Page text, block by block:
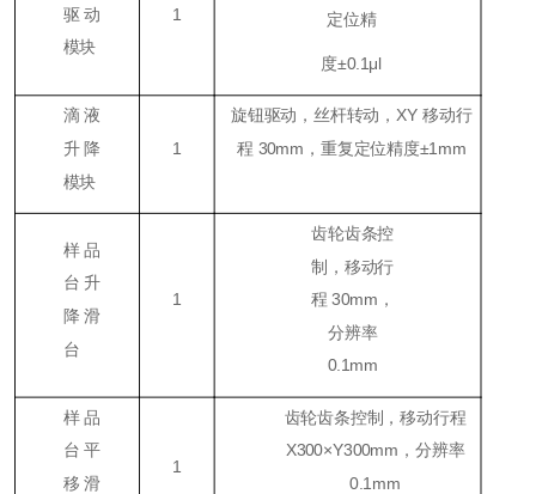
驱动
模块
1 定位精
度±0.1μl
滴液
升降
模块
1
旋钮驱动，丝杆转动，XY 移动行
程 30mm，重复定位精度±1mm
样品
台升
降滑
台
1
齿轮齿条控
制，移动行
程 30mm，
分辨率
0.1mm
样品
台平
移滑
1
齿轮齿条控制，移动行程
X300×Y300mm，分辨率
0.1mm